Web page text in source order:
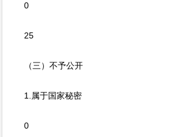
0
25
（三）不予公开
1.属于国家秘密
0